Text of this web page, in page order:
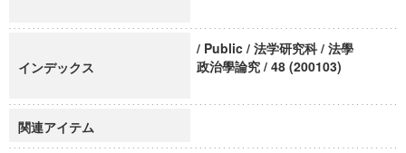
インデックス
/ Public / 法学研究科 / 法學
政治學論究 / 48 (200103)
関連アイテム